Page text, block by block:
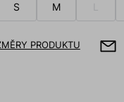
S M
PRODUKTU